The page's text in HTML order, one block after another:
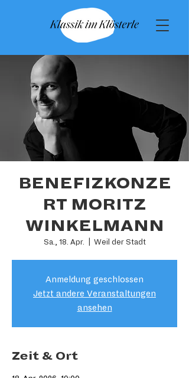
BENEFIZKONZE
RT MORITZ
WINKELMANN
Sa., 18. Apr. Weil der Stadt
Anmeldung geschlossen
Jetzt andere Veranstaltungen
ansehen
Zeit & Ort